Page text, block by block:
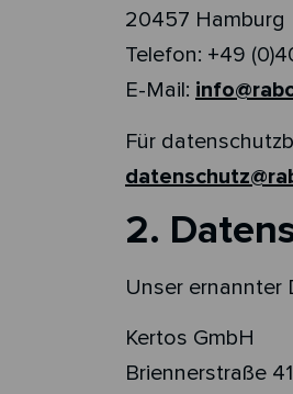
20457 Hamburg
Telefon: +49
E-Mail:
Für
2.
Unser
Kertos GmbH
Briennerstraße 41